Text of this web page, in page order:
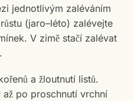
jednotlivým zaléváním
(jaro–léto) zalévejte
V zimě stačí zalévat
.
a žloutnutí listů.
až po proschnutí vrchní